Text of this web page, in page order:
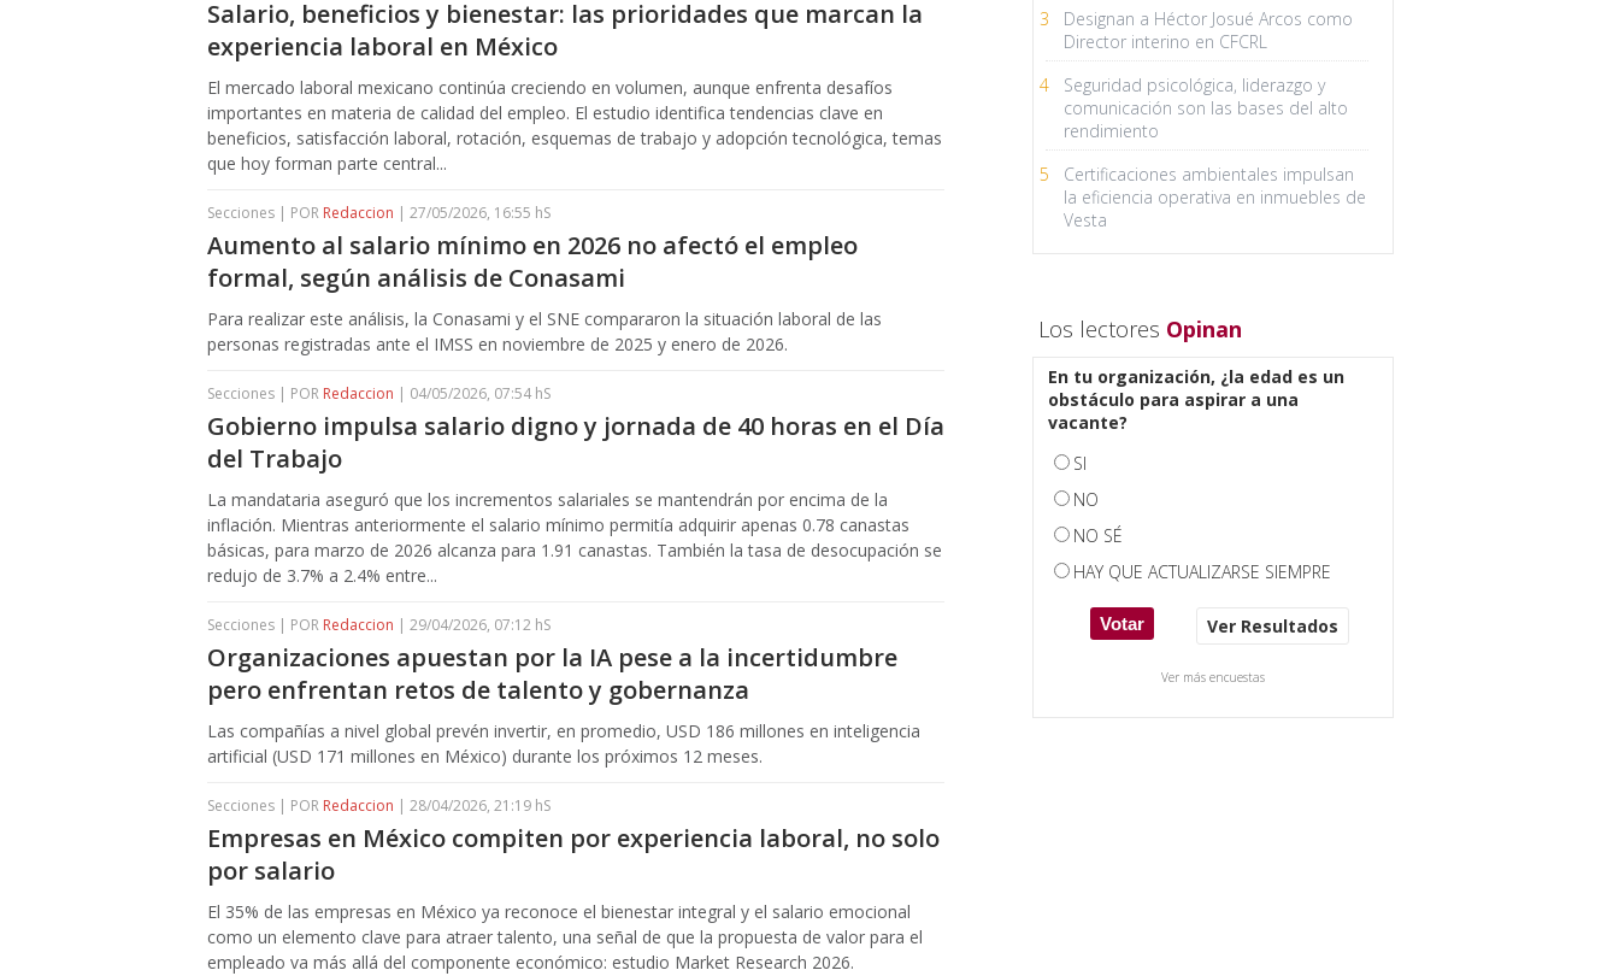
Salario, beneficios y bienestar: las prioridades que marcan la
experiencia laboral en México
El mercado laboral mexicano continúa creciendo en volumen, aunque enfrenta desafíos
importantes en materia de calidad del empleo. El estudio identifica tendencias clave en
beneficios, satisfacción laboral, rotación, esquemas de trabajo y adopción tecnológica, temas
que hoy forman parte central...
Secciones | POR Redaccion | 27/05/2026, 16:55 hS
Aumento al salario mínimo en 2026 no afectó el empleo
formal, según análisis de Conasami
Para realizar este análisis, la Conasami y el SNE compararon la situación laboral de las
personas registradas ante el IMSS en noviembre de 2025 y enero de 2026.
Secciones | POR Redaccion | 04/05/2026, 07:54 hS
Gobierno impulsa salario digno y jornada de 40 horas en el Día
del Trabajo
La mandataria aseguró que los incrementos salariales se mantendrán por encima de la
inflación. Mientras anteriormente el salario mínimo permitía adquirir apenas 0.78 canastas
básicas, para marzo de 2026 alcanza para 1.91 canastas. También la tasa de desocupación se
redujo de 3.7% a 2.4% entre...
Secciones | POR Redaccion | 29/04/2026, 07:12 hS
Organizaciones apuestan por la IA pese a la incertidumbre
pero enfrentan retos de talento y gobernanza
Las compañías a nivel global prevén invertir, en promedio, USD 186 millones en inteligencia
artificial (USD 171 millones en México) durante los próximos 12 meses.
Secciones | POR Redaccion | 28/04/2026, 21:19 hS
Empresas en México compiten por experiencia laboral, no solo
por salario
El 35% de las empresas en México ya reconoce el bienestar integral y el salario emocional
como un elemento clave para atraer talento, una señal de que la propuesta de valor para el
empleado va más allá del componente económico: estudio Market Research 2026.
3
Designan a Héctor Josué Arcos como
Director interino en CFCRL
4
Seguridad psicológica, liderazgo y
comunicación son las bases del alto
rendimiento
5
Certificaciones ambientales impulsan
la eficiencia operativa en inmuebles de
Vesta
Los lectores Opinan
En tu organización, ¿la edad es un
obstáculo para aspirar a una
vacante?
SI
NO
NO SÉ
HAY QUE ACTUALIZARSE SIEMPRE
Ver Resultados
Ver más encuestas